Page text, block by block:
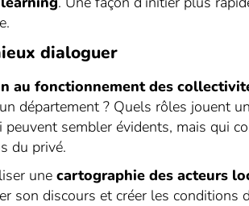
dialoguer
au fonctionnement des
département ? Quels rôles jouent
sembler évidents, mais qui
du privé.
unecartographie des acteurs
son discours et créer les conditions